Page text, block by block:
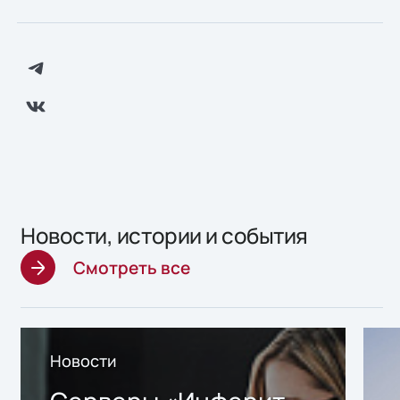
Новости, истории и события
Смотреть все
Новости